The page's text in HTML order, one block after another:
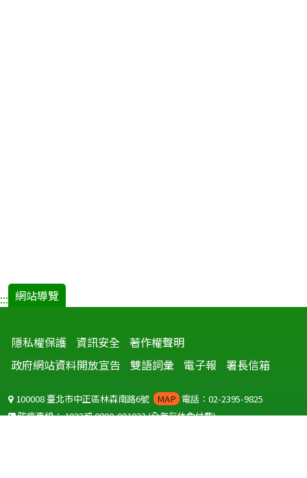
::: 網站導覽
隱私權保護 資訊安全 著作權聲明
政府網站資料開放宣告
雙語詞彙 電子報 署長信箱
100008 臺北市中正區林森南路6號 MAP 電話：02-2395-9825
防疫專線：1922或0800-001922(全年無休免付費)